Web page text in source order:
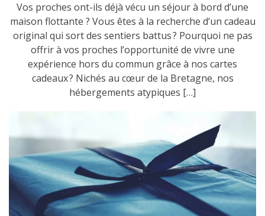
Vos proches ont-ils déjà vécu un séjour à bord d’une
maison flottante ? Vous êtes à la recherche d’un cadeau
original qui sort des sentiers battus ? Pourquoi ne pas
offrir à vos proches l’opportunité de vivre une
expérience hors du commun grâce à nos cartes
cadeaux ? Nichés au cœur de la Bretagne, nos
hébergements atypiques […]